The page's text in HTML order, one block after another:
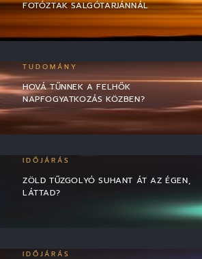
FOTÓZTAK SALGÓTARJÁNNÁL
TUDOMÁNY
HOVÁ TŰNNEK A FELHŐK
NAPFOGYATKOZÁS KÖZBEN?
IDŐJÁRÁS
ZÖLD TŰZGOLYÓ SUHANT ÁT AZ ÉGEN,
LÁTTAD?
IDŐJÁRÁS